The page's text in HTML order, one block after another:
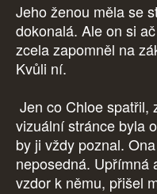
Jeho ženou měla se
dokonalá. Ale on si
zcela zapomněl na
Kvůli ní.
Jen co Chloe spatřil,
vizuální stránce byla
by ji vždy poznal.
neposedná.
vzdor k němu, přišel